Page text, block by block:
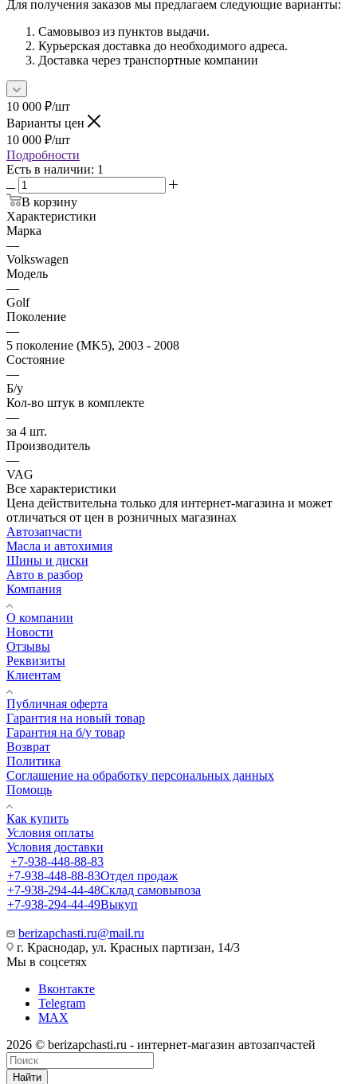
Для получения заказов мы предлагаем следующие варианты:
Самовывоз из пунктов выдачи.
Курьерская доставка до необходимого адреса.
Доставка через транспортные компании
10 000 ₽/шт
Варианты цен
10 000 ₽/шт
Подробности
Есть в наличии: 1
В корзину
Характеристики
Марка
—
Volkswagen
Модель
—
Golf
Поколение
—
5 поколение (MK5), 2003 - 2008
Состояние
—
Б/у
Кол-во штук в комплекте
—
за 4 шт.
Производитель
—
VAG
Все характеристики
Цена действительна только для интернет-магазина и может
отличаться от цен в розничных магазинах
Автозапчасти
Масла и автохимия
Шины и диски
Авто в разбор
Компания
О компании
Новости
Отзывы
Реквизиты
Клиентам
Публичная оферта
Гарантия на новый товар
Гарантия на б/у товар
Возврат
Политика
Соглашение на обработку персональных данных
Помощь
Как купить
Условия оплаты
Условия доставки
+7-938-448-88-83
+7-938-448-88-83Отдел продаж
+7-938-294-44-48Склад самовывоза
+7-938-294-44-49Выкуп
berizapchasti.ru@mail.ru
г. Краснодар, ул. Красных партизан, 14/3
Мы в соцсетях
Вконтакте
Telegram
MAX
2026 © berizapchasti.ru - интернет-магазин автозапчастей
Найти